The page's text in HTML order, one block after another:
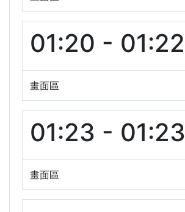
01:20 - 01:22
畫面區
01:23 - 01:23
畫面區